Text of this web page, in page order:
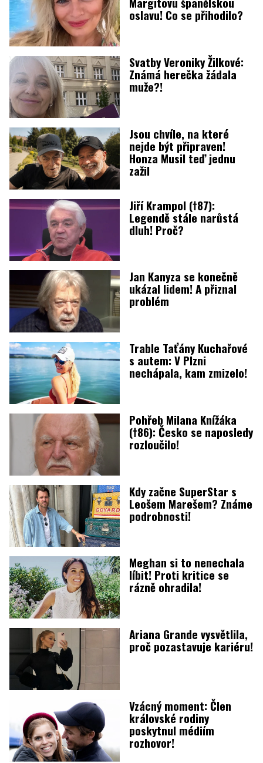
oslavu! Co se přihodilo?
Svatby Veroniky Žilkové:
Známá herečka žádala
muže?!
Jsou chvíle, na které
nejde být připraven!
Honza Musil teď jednu
zažil
Jiří Krampol (†87):
Legendě stále narůstá
dluh! Proč?
Jan Kanyza se konečně
ukázal lidem! A přiznal
problém
Trable Taťány Kuchařové
s autem: V Plzni
nechápala, kam zmizelo!
Pohřeb Milana Knížáka
(†86): Česko se naposledy
rozloučilo!
Kdy začne SuperStar s
Leošem Marešem? Známe
podrobnosti!
Meghan si to nenechala
líbit! Proti kritice se
rázně ohradila!
Ariana Grande vysvětlila,
proč pozastavuje kariéru!
Vzácný moment: Člen
královské rodiny
poskytnul médiím
rozhovor!